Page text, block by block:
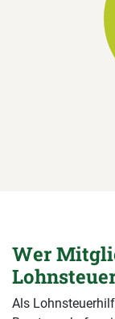
Wer
Als